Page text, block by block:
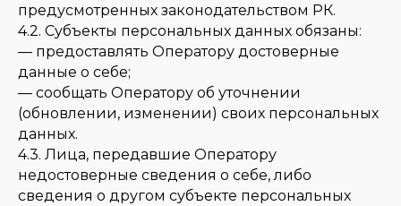
предусмотренных законодательством РК.
4.2. Субъекты персональных данных обязаны:
— предоставлять Оператору достоверные
данные о себе;
— сообщать Оператору об уточнении
(обновлении, изменении) своих персональных
данных.
4.3. Лица, передавшие Оператору
недостоверные сведения о себе, либо
сведения о другом субъекте персональных